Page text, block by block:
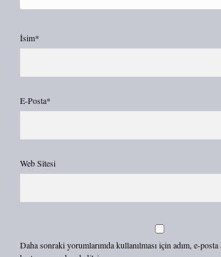
İsim*
E-Posta*
Web Sitesi
Daha sonraki yorumlarımda kullanılması için adım, e-